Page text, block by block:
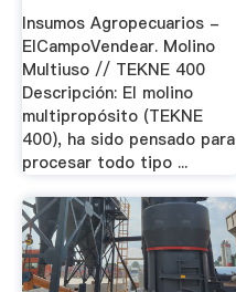
Insumos Agropecuarios -
ElCampoVendear. Molino
Multiuso // TEKNE 400
Descripción: El molino
multipropósito (TEKNE
400), ha sido pensado para
procesar todo tipo ...